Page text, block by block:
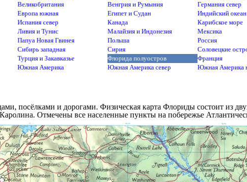
Великобритания Венгрия и Румыния Германия север
Европа южная Египет и Судан Индийский океан
Испания север Канада Карибское море
Ливия и Тунис Малайзия и Индонезия Мексика
Папуа Новая Гвинея Польша Россия
Сибирь западная Сирия Соловецкие
Турция и Закавказье Флорида полуостров Франция
Южная Америка Южная Америка север Южная Америка
посёлками и дорогами. Физическая карта Флориды состоит из
Отмечены все населенные пункты на побережье